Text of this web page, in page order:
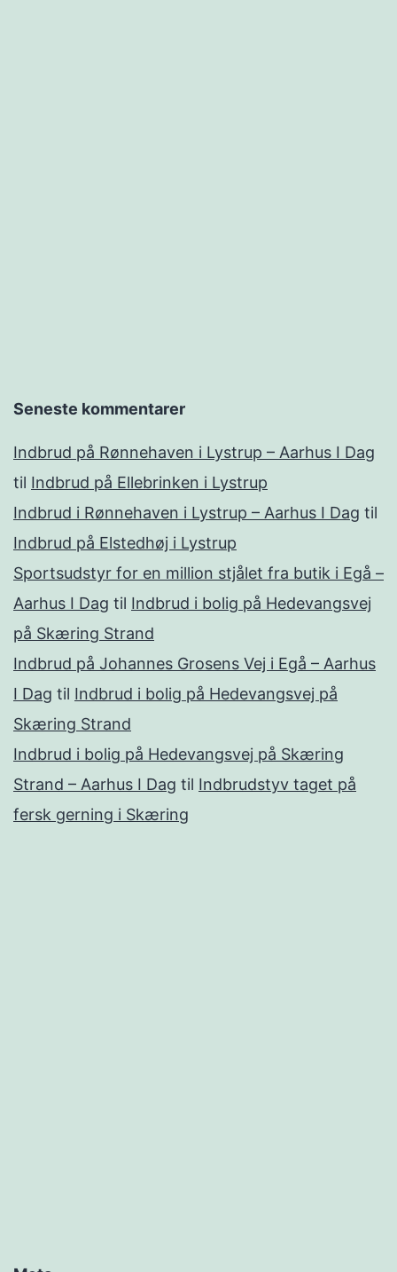
Seneste kommentarer
Indbrud på Rønnehaven i Lystrup – Aarhus I Dag
til Indbrud på Ellebrinken i Lystrup
Indbrud i Rønnehaven i Lystrup – Aarhus I Dag til
Indbrud på Elstedhøj i Lystrup
Sportsudstyr for en million stjålet fra butik i Egå –
Aarhus I Dag til Indbrud i bolig på Hedevangsvej
på Skæring Strand
Indbrud på Johannes Grosens Vej i Egå – Aarhus
I Dag til Indbrud i bolig på Hedevangsvej på
Skæring Strand
Indbrud i bolig på Hedevangsvej på Skæring
Strand – Aarhus I Dag til Indbrudstyv taget på
fersk gerning i Skæring